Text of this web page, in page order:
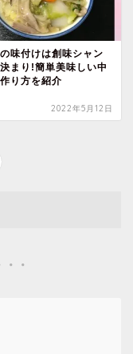
味付けは創味シャン
まり!簡単美味しい中
り方を紹介
2022年5月12日